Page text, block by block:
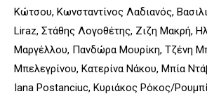
Κώτσου, Κωνσταντίνος Λαδιανός,
Liraz, Στάθης Λογοθέτης, Ζιζη Μακρή,
Μαργέλλου, Πανδώρα Μουρίκη, Τζένη
Μπελεγρίνου, Κατερίνα Νάκου, Μπία
Iana Postanciuc, Κυριάκος Ρόκος/